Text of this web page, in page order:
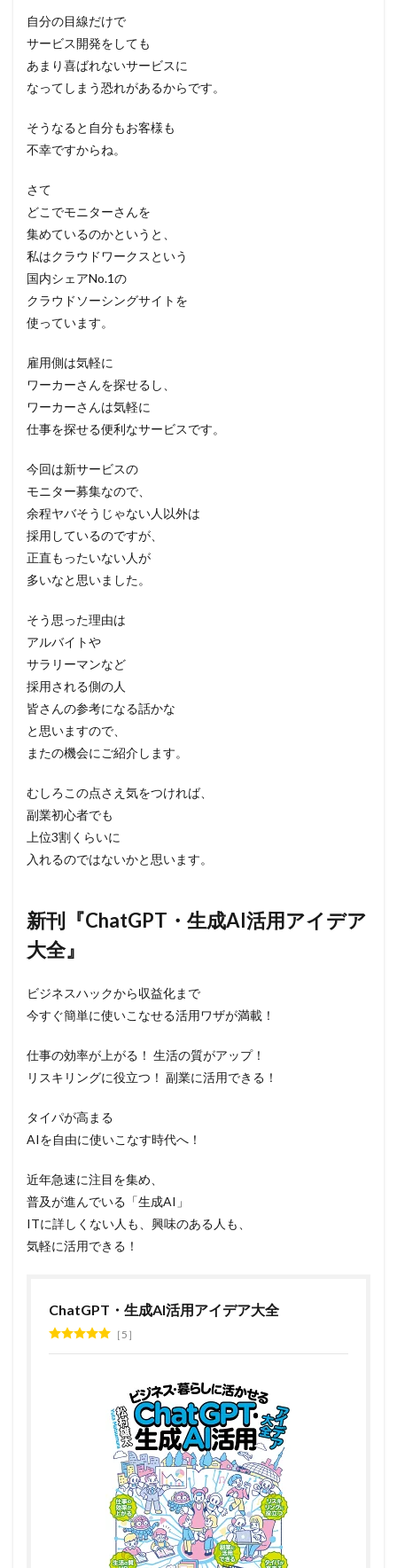
自分の目線だけで
サービス開発をしても
あまり喜ばれないサービスに
なってしまう恐れがあるからです。
そうなると自分もお客様も
不幸ですからね。
さて
どこでモニターさんを
集めているのかというと、
私はクラウドワークスという
国内シェアNo.1の
クラウドソーシングサイトを
使っています。
雇用側は気軽に
ワーカーさんを探せるし、
ワーカーさんは気軽に
仕事を探せる便利なサービスです。
今回は新サービスの
モニター募集なので、
余程ヤバそうじゃない人以外は
採用しているのですが、
正直もったいない人が
多いなと思いました。
そう思った理由は
アルバイトや
サラリーマンなど
採用される側の人
皆さんの参考になる話かな
と思いますので、
またの機会にご紹介します。
むしろこの点さえ気をつければ、
副業初心者でも
上位3割くらいに
入れるのではないかと思います。
新刊『ChatGPT・生成AI活用アイデア
大全』
ビジネスハックから収益化まで
今すぐ簡単に使いこなせる活用ワザが満載！
仕事の効率が上がる！ 生活の質がアップ！
リスキリングに役立つ！ 副業に活用できる！
タイパが高まる
AIを自由に使いこなす時代へ！
近年急速に注目を集め、
普及が進んでいる「生成AI」
ITに詳しくない人も、興味のある人も、
気軽に活用できる！
ChatGPT・生成AI活用アイデア大全
5